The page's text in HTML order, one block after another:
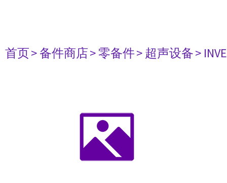
首页> 备件商店> 零备件> 超声设备>